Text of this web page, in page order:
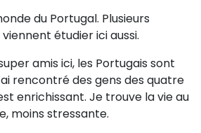
du Portugal. Plusieurs
étudier ici aussi.
amis ici, les Portugais sont
rencontré des gens des quatre
enrichissant. Je trouve la vie au
moins stressante.